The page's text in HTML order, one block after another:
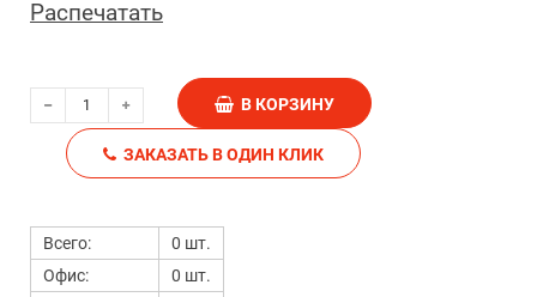
Распечатать
В КОРЗИНУ
ЗАКАЗАТЬ В ОДИН КЛИК
Всего:
0 шт.
Офис:
0 шт.